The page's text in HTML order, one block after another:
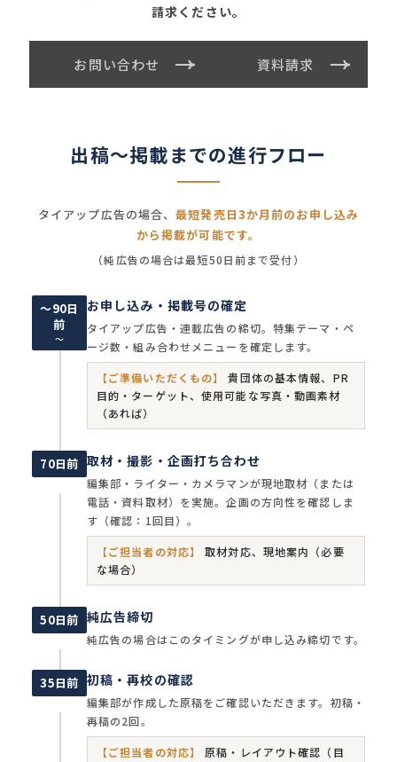
請求ください。
お問い合わせ 資料請求
出稿〜掲載までの進行フロー
タイアップ広告の場合、最短発売日3か月前のお申し込み
から掲載が可能です。
（純広告の場合は最短50日前まで受付）
～90日
前
〜
お申し込み・掲載号の確定
タイアップ広告・連載広告の締切。特集テーマ・ペ
ージ数・組み合わせメニューを確定します。
【ご準備いただくもの】
貴団体の基本情報、PR
目的・ターゲット、使用可能な写真・動画素材
（あれば）
70日前 取材・撮影・企画打ち合わせ
編集部・ライター・カメラマンが現地取材（または
電話・資料取材）を実施。企画の方向性を確認しま
す（確認：1回目）。
【ご担当者の対応】
取材対応、現地案内（必要
な場合）
50日前 純広告締切
純広告の場合はこのタイミングが申し込み締切です。
35日前 初稿・再校の確認
編集部が作成した原稿をご確認いただきます。初稿・
再稿の2回。
【ご担当者の対応】 原稿・レイアウト確認（目